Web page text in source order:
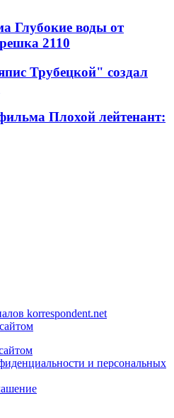
Глубокие воды от
2110
Трубецкой" создал
Плохой лейтенант:
korrespondent.net
и персональных